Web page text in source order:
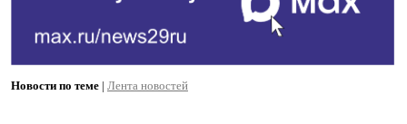
Новости по теме | Лента новостей